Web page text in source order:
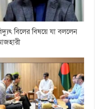
বিলের বিষয়ে যা বললেন